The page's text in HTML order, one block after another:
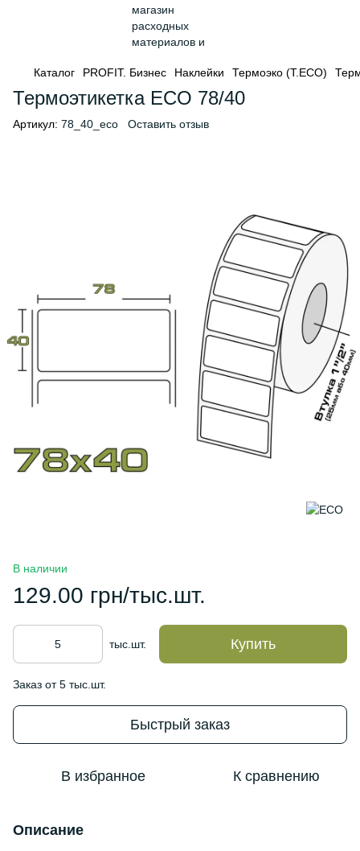
Каталог PROFIT. Бизнес Наклейки Термоэко (Т.ЕСО)
Термоэтикетка ECO 78/40
Артикул: 78_40_eco Оставить отзыв
В наличии
129.00 грн/тыс.шт.
тыс.шт. Купить
Заказ от 5 тыс.шт.
Быстрый заказ
В избранное К сравнению
Описание